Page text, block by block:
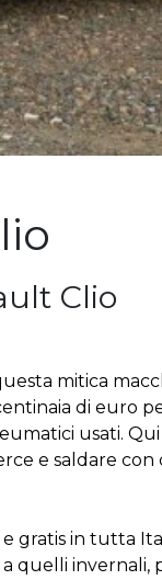
Clio
mitica
di euro
usati.
e saldare con
e gratis in tutta
quelli invernali,